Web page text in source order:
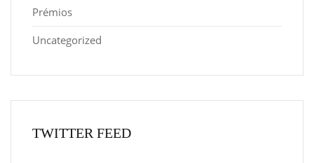
Prémios
Uncategorized
TWITTER FEED